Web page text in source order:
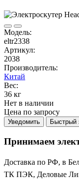
Модель:
eltr2338
Артикул:
2038
Производитель:
Китай
Вес:
36 кг
Нет в наличии
Цена по запросу
Уведомить Быстрый
Принимаем
Доставка по РФ, в
ТК ПЭК, Деловые